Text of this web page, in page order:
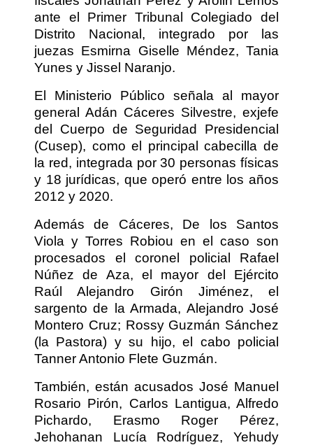
ante el Primer Tribunal Colegiado del
Distrito Nacional, integrado por las
juezas Esmirna Giselle Méndez, Tania
Yunes y Jissel Naranjo.
El Ministerio Público señala al mayor
general Adán Cáceres Silvestre, exjefe
del Cuerpo de Seguridad Presidencial
(Cusep), como el principal cabecilla de
la red, integrada por 30 personas físicas
y 18 jurídicas, que operó entre los años
2012 y 2020.
Además de Cáceres, De los Santos
Viola y Torres Robiou en el caso son
procesados el coronel policial Rafael
Núñez de Aza, el mayor del Ejército
Raúl Alejandro Girón Jiménez, el
sargento de la Armada, Alejandro José
Montero Cruz; Rossy Guzmán Sánchez
(la Pastora) y su hijo, el cabo policial
Tanner Antonio Flete Guzmán.
También, están acusados José Manuel
Rosario Pirón, Carlos Lantigua, Alfredo
Pichardo, Erasmo Roger Pérez,
Jehohanan Lucía Rodríguez, Yehudy